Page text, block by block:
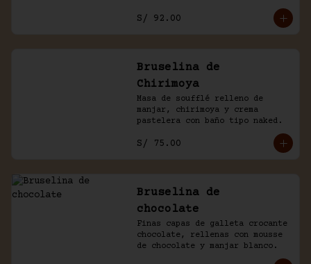
S/ 92.00
Bruselina de
Chirimoya
Masa de soufflé relleno de
manjar, chirimoya y crema
pastelera con baño tipo naked.
S/ 75.00
Bruselina de
chocolate
Finas capas de galleta crocante
chocolate, rellenas con mousse
de chocolate y manjar blanco.